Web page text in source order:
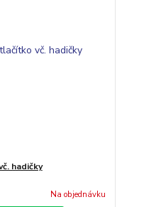
hadičky
Na objednávku